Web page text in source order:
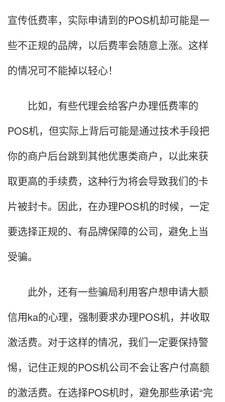
宣传低费率，实际申请到的POS机却可能是一
些不正规的品牌，以后费率会随意上涨。这样
的情况可不能掉以轻心！
比如，有些代理会给客户办理低费率的
POS机，但实际上背后可能是通过技术手段把
你的商户后台跳到其他优惠类商户，以此来获
取更高的手续费，这种行为将会导致我们的卡
片被封卡。因此，在办理POS机的时候，一定
要选择正规的、有品牌保障的公司，避免上当
受骗。
此外，还有一些骗局利用客户想申请大额
信用ka的心理，强制要求办理POS机，并收取
激活费。对于这样的情况，我们一定要保持警
惕，记住正规的POS机公司不会让客户付高额
的激活费。在选择POS机时，避免那些承诺“完